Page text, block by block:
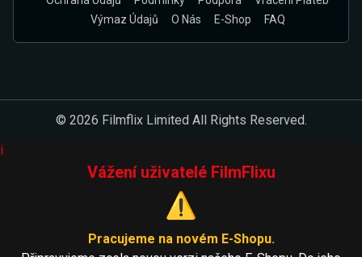
Výmaz Údajů
O Nás E-Shop FAQ
© 2026 Filmflix Limited All Rights Reserved.
i
Vážení uživatelé FilmFlixu
⚠️
Pracujeme na novém E-Shopu.